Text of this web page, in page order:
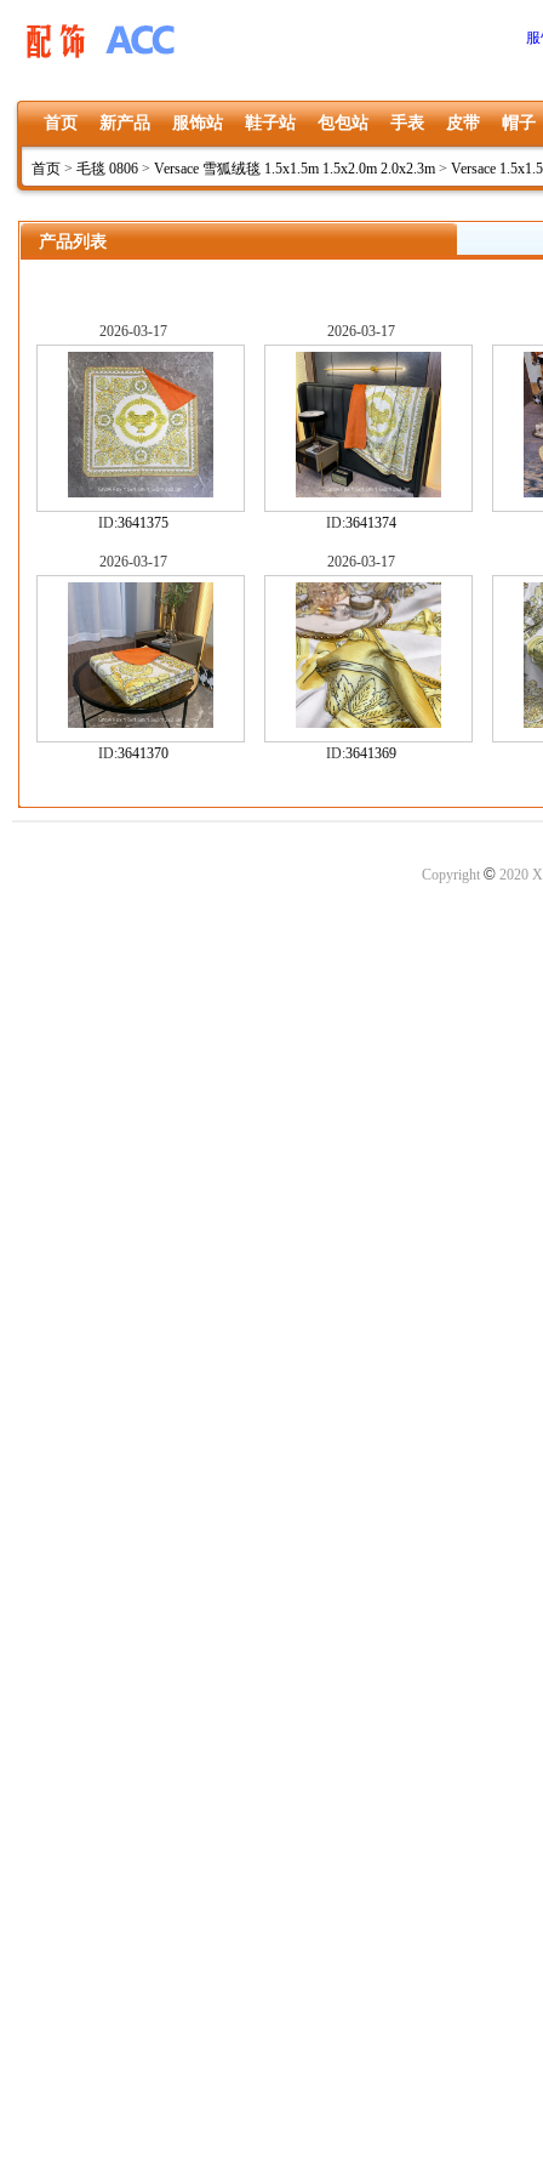
首页 新产品 服饰站 鞋子站 包包站 手表 皮带 帽子
首页 > 毛毯 0806 > Versace 雪狐绒毯 1.5x1.5m 1.5x2.0m 2.0x2.3m > Versace
产品列表
2026-03-17
ID:3641375
2026-03-17
ID:3641374
2026-03-17
ID:3641370
2026-03-17
ID:3641369
Copyright ©2020